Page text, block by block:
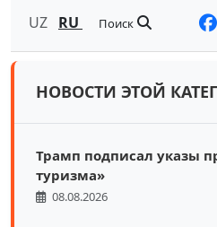
UZ RU Поиск
НОВОСТИ ЭТОЙ
Трамп подписал указы
туризма»
08.08.2026